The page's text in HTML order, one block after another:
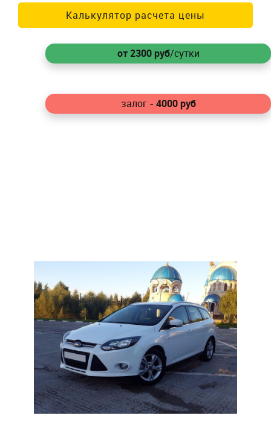
Калькулятор расчета цены
от 2300руб/сутки
залог - 4000руб